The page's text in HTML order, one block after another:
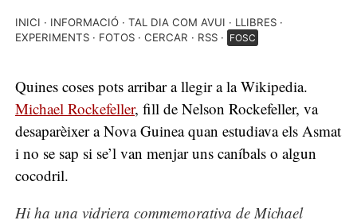
INICI INFORMACIÓ TAL DIA COM AVUI
LLIBRES
EXPERIMENTS
FOTOS CERCAR RSS FOSC
Quines coses pots arribar a llegir a la Wikipedia.
Michael Rockefeller, fill de Nelson Rockefeller, va
desaparèixer a Nova Guinea quan estudiava els Asmat
i no se sap si se’l van menjar uns caníbals o algun
cocodril.
Hi ha una vidriera commemorativa de Michael